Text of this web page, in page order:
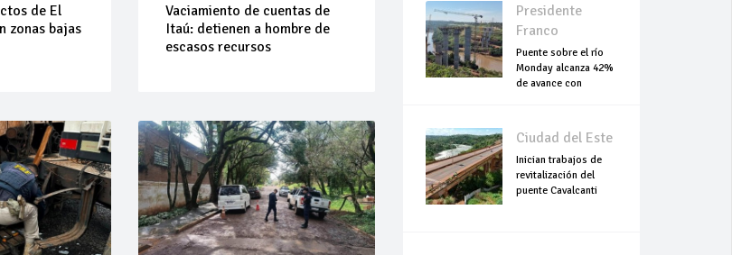
de El
zonas bajas
Vaciamiento de cuentas de
Itaú: detienen a hombre de
escasos recursos
Presidente
Franco
Puente sobre el río
Monday alcanza 42%
de avance con
Ciudad del Este
Inician trabajos de
revitalización del
puente Cavalcanti